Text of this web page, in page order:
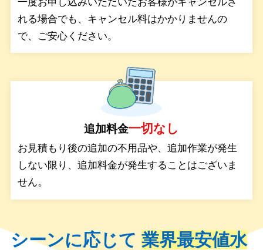
れる場合でも、キャンセル料はかかりませんの
で、ご安心ください。
追加料金一切なし
お見積もり後の追加の不用品や、追加作業が発生
しない限り、追加料金が発生することはございま
せん。
シーンに応じて 業界最安値水